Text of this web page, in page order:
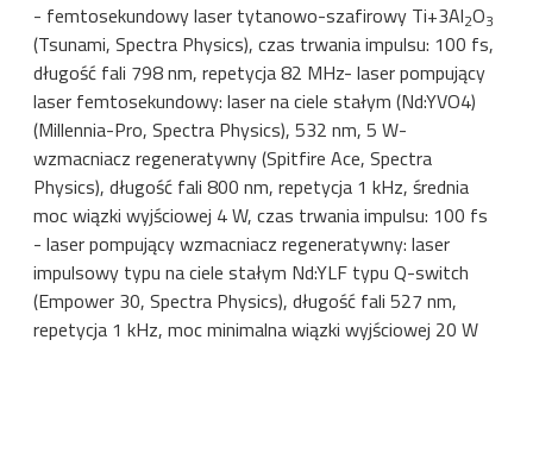
- femtosekundowy laser tytanowo-szafirowy Ti+3Al2O3
(Tsunami, Spectra Physics), czas trwania impulsu: 100 fs,
długość fali 798 nm, repetycja 82 MHz- laser pompujący
laser femtosekundowy: laser na ciele stałym (Nd:YVO4)
(Millennia-Pro, Spectra Physics), 532 nm, 5 W-
wzmacniacz regeneratywny (Spitfire Ace, Spectra
Physics), długość fali 800 nm, repetycja 1 kHz, średnia
moc wiązki wyjściowej 4 W, czas trwania impulsu: 100 fs
- laser pompujący wzmacniacz regeneratywny: laser
impulsowy typu na ciele stałym Nd:YLF typu Q-switch
(Empower 30, Spectra Physics), długość fali 527 nm,
repetycja 1 kHz, moc minimalna wiązki wyjściowej 20 W